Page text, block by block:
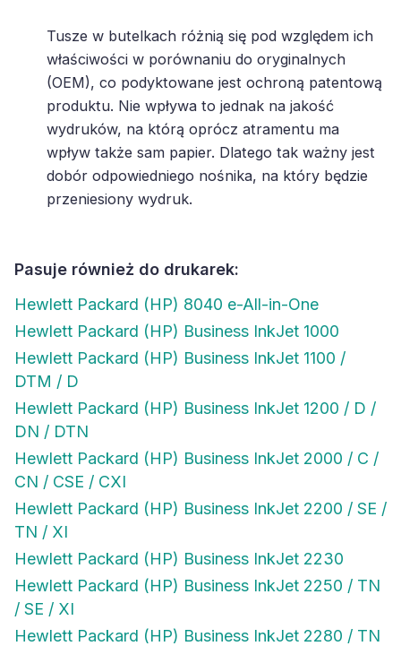
Tusze w butelkach różnią się pod względem ich
właściwości w porównaniu do oryginalnych
(OEM), co podyktowane jest ochroną patentową
produktu. Nie wpływa to jednak na jakość
wydruków, na którą oprócz atramentu ma
wpływ także sam papier. Dlatego tak ważny jest
dobór odpowiedniego nośnika, na który będzie
przeniesiony wydruk.
Pasuje również do drukarek:
Hewlett Packard (HP) 8040 e-All-in-One
Hewlett Packard (HP) Business InkJet 1000
Hewlett Packard (HP) Business InkJet 1100 /
DTM / D
Hewlett Packard (HP) Business InkJet 1200 / D /
DN / DTN
Hewlett Packard (HP) Business InkJet 2000 / C /
CN / CSE / CXI
Hewlett Packard (HP) Business InkJet 2200 / SE /
TN / XI
Hewlett Packard (HP) Business InkJet 2230
Hewlett Packard (HP) Business InkJet 2250 / TN
/ SE / XI
Hewlett Packard (HP) Business InkJet 2280 / TN